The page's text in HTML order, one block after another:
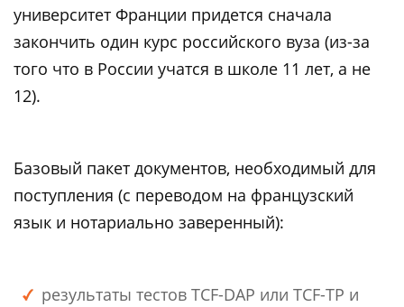
университет Франции придется сначала
закончить один курс российского вуза (из-за
того что в России учатся в школе 11 лет, а не
12).
Базовый пакет документов, необходимый для
поступления (с переводом на французский
язык и нотариально заверенный):
результаты тестов TCF-DAP или TCF-TP и